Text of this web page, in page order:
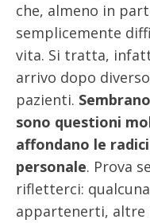
che, almeno in
semplicemente
vita. Si tratta,
arrivo dopo
pazienti.
sono questioni
affondano le
personale. Prova
rifletterci:
appartenerti, altre